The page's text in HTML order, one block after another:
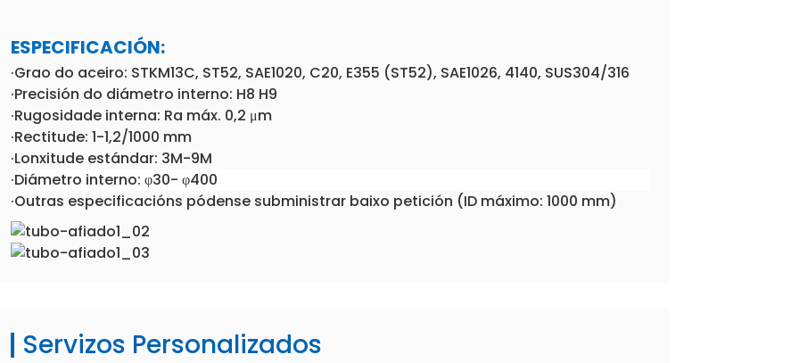
ESPECIFICACIÓN:
·Grao do aceiro: STKM13C, ST52, SAE1020, C20, E355 (ST52), SAE1026, 4140, SUS304/316
·Precisión do diámetro interno: H8 H9
·Rugosidade interna: Ra máx. 0,2 μm
·Rectitude: 1-1,2/1000 mm
·Lonxitude estándar: 3M-9M
·Diámetro interno: φ30- φ400
·Outras especificacións pódense subministrar baixo petición (ID máximo: 1000 mm)
Servizos Personalizados